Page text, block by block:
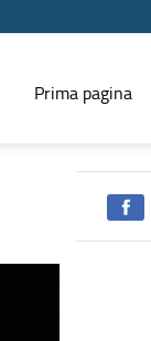
Prima pagina
PRESS REGIONE